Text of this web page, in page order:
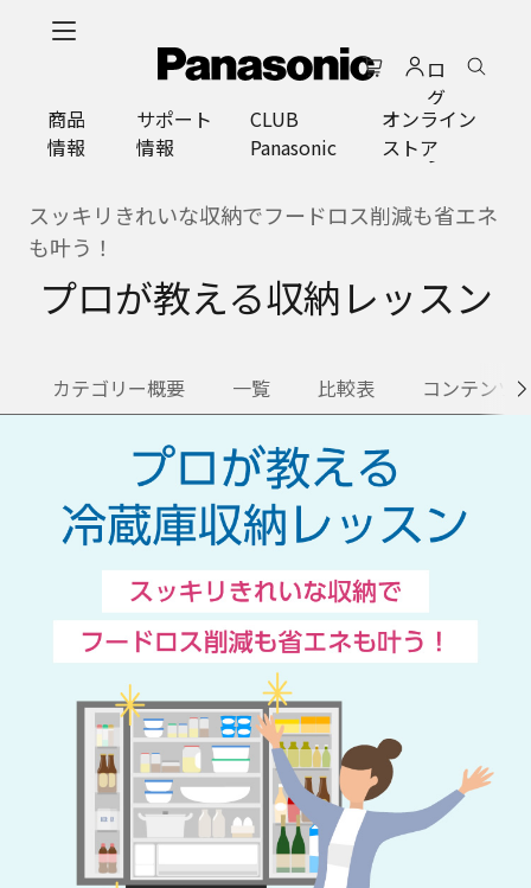
ロ
グ
イ
ン
商品
情報
サポート
情報
CLUB
Panasonic
オンライン
ストア
スッキリきれいな収納でフードロス削減も省エネ
も叶う！
プロが教える収納レッスン
カテゴリー概要 一覧 比較表 コンテンツ